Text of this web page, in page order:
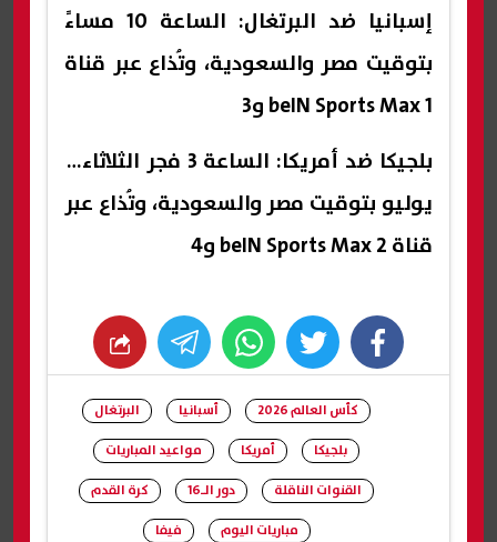
إسبانيا ضد البرتغال: الساعة 10 مساءً
بتوقيت مصر والسعودية، وتُذاع عبر قناة
beIN Sports Max 1 و3
بلجيكا ضد أمريكا: الساعة 3 فجر الثلاثاء 7
يوليو بتوقيت مصر والسعودية، وتُذاع عبر
قناة beIN Sports Max 2 و4
facebook
twitter
whats
كأس العالم 2026 أسبانيا
البرتغال
بلجيكا
أمريكا
مواعيد المباريات
القنوات الناقلة
دور الـ16
كرة القدم
مباريات اليوم
فيفا